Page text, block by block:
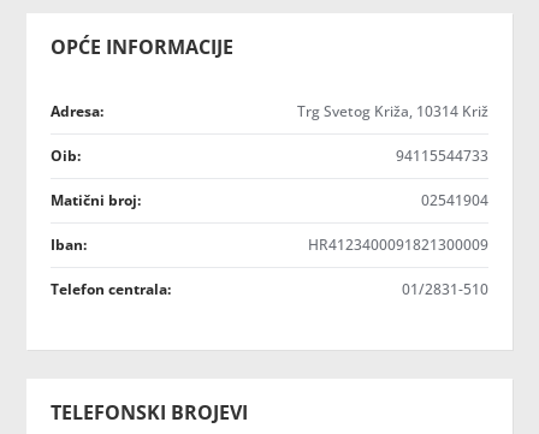
OPĆE INFORMACIJE
Adresa: Trg Svetog Križa, 10314 Križ
Oib: 94115544733
Matični broj: 02541904
Iban: HR4123400091821300009
Telefon centrala: 01/2831-510
TELEFONSKI BROJEVI